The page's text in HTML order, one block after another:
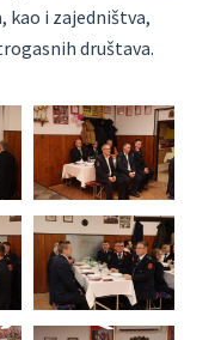
kao i zajedništva,
društava.